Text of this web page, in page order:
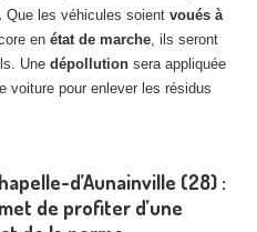
Que les véhicules soient voués à
en état de marche, ils seront
Une dépollution sera appliquée
voiture pour enlever les résidus
d’Aunainville (28) :
de profiter d’une